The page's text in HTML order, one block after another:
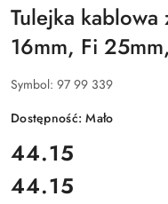
Tulejka kablowa
16mm, Fi
Symbol: 97 99 339
Dostępność:Mało
cena:
44.15
Cena:
44.15